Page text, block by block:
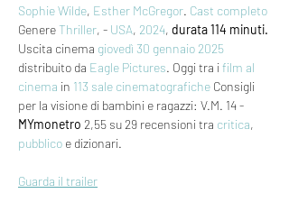
Sophie Wilde, Esther McGregor. Cast completo
Genere Thriller, - USA, 2024, durata 114 minuti.
Uscita cinema giovedì 30 gennaio 2025
distribuito da Eagle Pictures. Oggi tra i film al
cinema in 113 sale cinematografiche Consigli
per la visione di bambini e ragazzi: V.M. 14 -
MYmonetro 2,55 su 29 recensioni tra critica,
pubblico e dizionari.
Guarda il trailer